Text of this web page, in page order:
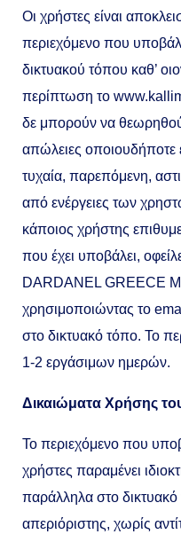
Οι χρήστες είναι
περιεχόμενο που
δικτυακού τόπου καθ’
περίπτωση το
δε μπορούν να
απώλειες οποιουδήποτε
τυχαία, παρεπόμενη,
από ενέργειες των
κάποιος χρήστης
που έχει υποβάλει,
DARDANEL GREECE
χρησιμοποιώντας το
στο δικτυακό τόπο. Το
1-2 εργάσιμων ημερών.
Δικαιώματα Xρήσης
Το περιεχόμενο που
χρήστες παραμένει
παράλληλα στο
απεριόριστης, χωρίς